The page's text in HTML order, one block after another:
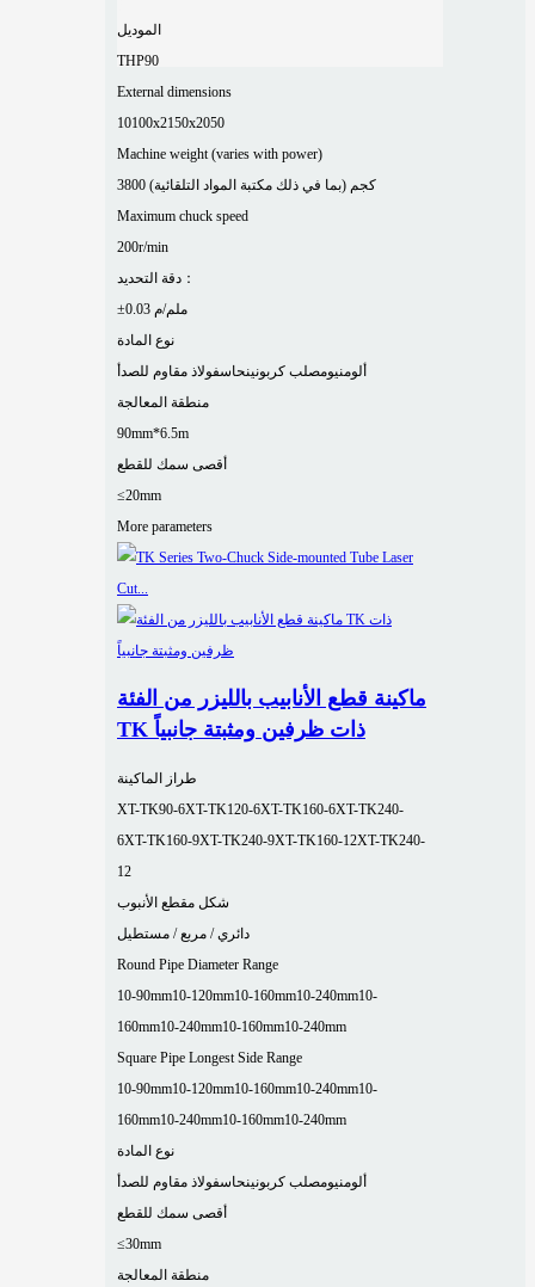
الموديل
THP90
External dimensions
10100x2150x2050
Machine weight (varies with power)
3800 كجم (بما في ذلك مكتبة المواد التلقائية)
Maximum chuck speed
200r/min
دقة التحديد：
±0.03 ملم/م
نوع المادة
ألومنيومصلب كربونينحاسفولاذ مقاوم للصدأ
منطقة المعالجة
90mm*6.5m
أقصى سمك للقطع
≤20mm
More parameters
ماكينة قطع الأنابيب بالليزر من الفئة
TK ذات ظرفين ومثبتة جانبياً
طراز الماكينة
XT-TK90-6XT-TK120-6XT-TK160-6XT-TK240-
6XT-TK160-9XT-TK240-9XT-TK160-12XT-TK240-
12
شكل مقطع الأنبوب
دائري / مربع / مستطيل
Round Pipe Diameter Range
10-90mm10-120mm10-160mm10-240mm10-
160mm10-240mm10-160mm10-240mm
Square Pipe Longest Side Range
10-90mm10-120mm10-160mm10-240mm10-
160mm10-240mm10-160mm10-240mm
نوع المادة
ألومنيومصلب كربونينحاسفولاذ مقاوم للصدأ
أقصى سمك للقطع
≤30mm
منطقة المعالجة